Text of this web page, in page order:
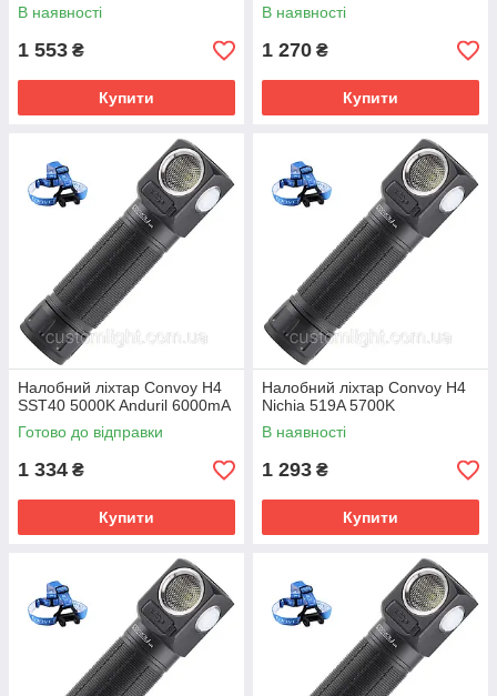
В наявності
1 553 ₴
Купити
В наявності
1 270 ₴
Купити
Налобний ліхтар Convoy H4
SST40 5000K Anduril 6000mA
Готово до відправки
1 334 ₴
Купити
Налобний ліхтар Convoy H4
Nichia 519A 5700K
В наявності
1 293 ₴
Купити